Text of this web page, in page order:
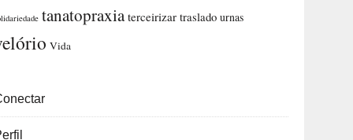
tanatopraxia terceirizar traslado urnas
Vida